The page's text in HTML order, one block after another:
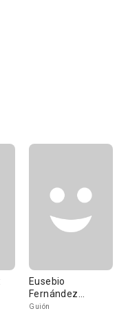
Eusebio
Fernández
Ardavín
Guión